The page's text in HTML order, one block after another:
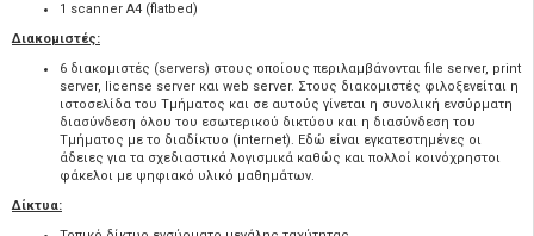
1 scanner A4 (flatbed)
Διακομιστές:
6 διακομιστές (servers) στους οποίους περιλαμβάνονται file server, print
server, license server και web server. Στους διακομιστές φιλοξενείται η
ιστοσελίδα του Τμήματος και σε αυτούς γίνεται η συνολική ενσύρματη
διασύνδεση όλου του εσωτερικού δικτύου και η διασύνδεση του
Τμήματος με το διαδίκτυο (internet). Εδώ είναι εγκατεστημένες οι
άδειες για τα σχεδιαστικά λογισμικά καθώς και πολλοί κοινόχρηστοι
φάκελοι με ψηφιακό υλικό μαθημάτων.
Δίκτυα: